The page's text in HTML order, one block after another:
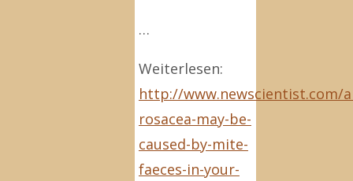
…
Weiterlesen:
http://www.newscientist.com/
rosacea-may-be-
caused-by-mite-
faeces-in-your-